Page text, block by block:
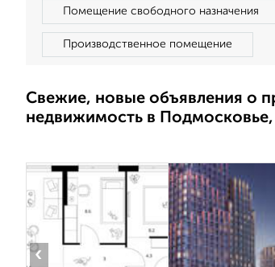
Помещение свободного назначения
Производственное помещение
Свежие, новые объявления о
недвижимость в Подмосковье,
‹